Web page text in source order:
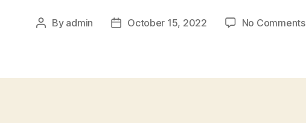
Post
By admin
PostOctober 15, 2022 No Comments